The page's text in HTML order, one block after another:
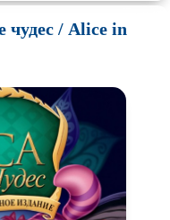
чудес / Alice in